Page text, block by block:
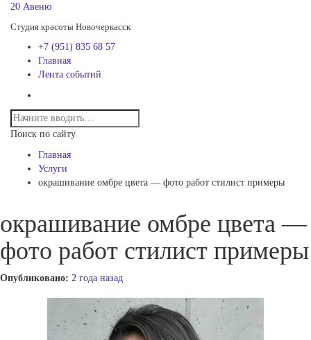
20 Авеню
Студия красоты Новочеркасск
+7 (951) 835 68 57
Главная
Лента событий
Поиск по сайту
Главная
Услуги
окрашивание омбре цвета — фото работ стилист примеры
окрашивание омбре цвета —
фото работ стилист примеры
Опубликовано: 2 года назад